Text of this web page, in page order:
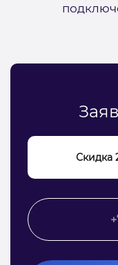
Скидка